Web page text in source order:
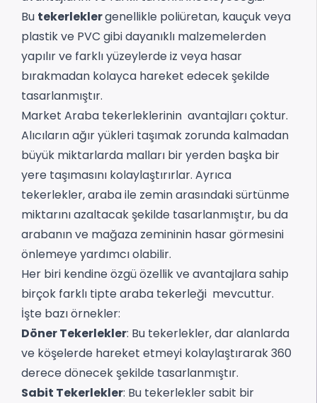
Bu tekerleklergenellikle poliüretan, kauçuk veya
plastik ve PVC gibi dayanıklı malzemelerden
yapılır ve farklı yüzeylerde iz veya hasar
bırakmadan kolayca hareket edecek şekilde
tasarlanmıştır.
Market Araba tekerleklerinin avantajları çoktur.
Alıcıların ağır yükleri taşımak zorunda kalmadan
büyük miktarlarda malları bir yerden başka bir
yere taşımasını kolaylaştırırlar. Ayrıca
tekerlekler, araba ile zemin arasındaki sürtünme
miktarını azaltacak şekilde tasarlanmıştır, bu da
arabanın ve mağaza zemininin hasar görmesini
önlemeye yardımcı olabilir.
Her biri kendine özgü özellik ve avantajlara sahip
birçok farklı tipte araba tekerleği mevcuttur.
İşte bazı örnekler:
Döner Tekerlekler: Bu tekerlekler, dar alanlarda
ve köşelerde hareket etmeyi kolaylaştırarak 360
derece dönecek şekilde tasarlanmıştır.
Sabit Tekerlekler: Bu tekerlekler sabit bir